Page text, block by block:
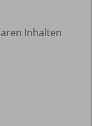
Inhalten